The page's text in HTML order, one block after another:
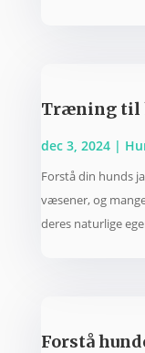
Træning til
dec 3, 2024|
Forstå din hunds
væsener, og
deres naturlige
Forstå